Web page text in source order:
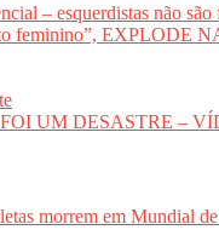
– esquerdistas não são
feminino”,
UM DESASTRE –
morrem em Mundial